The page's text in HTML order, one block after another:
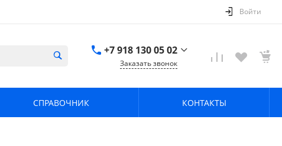
Войти
+7 918 130 05 02
Заказать звонок
СПРАВОЧНИК КОНТАКТЫ